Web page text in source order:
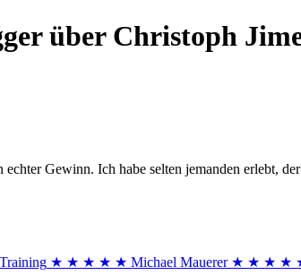
über Christoph
Gewinn. Ich habe selten jemanden erlebt,
★ ★ ★ ★ ★ Michael Mauerer ★ ★ ★ ★